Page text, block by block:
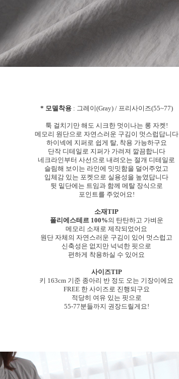
* 모델착용: 그레이(Gray) / 프리사이즈(55~77)
툭 걸치기만 해도 시크한 멋이나는 롱 자켓!
메모리 원단으로 자연스러운 구김이 멋스럽답니다
하이넥에 지퍼로 쉽게 탈, 착용 가능하구요
단작 디테일로 지퍼가 가려져 깔끔합니다
네크라인부터 사선으로 내려오는 절개 디테일로
슬림해 보이는 라인에 밋밋함을 덜어주었고
입체감 있는 포켓으로 실용성을 높였답니다
뒷 밑단에는 트임과 함께 메탈 장식으로
포인트를 주었어요!
소재TIP
폴리에스테르 100%의 탄탄하고 가벼운
메모리 소재로 제작되었어요
원단 자체의 자연스러운 구김이 있어 멋스럽고
신축성은 없지만 넉넉한 핏으로
편하게 착용하실 수 있어요
사이즈TIP
키 163cm 기준 종아리 반 정도 오는 기장이에요
FREE 한 사이즈로 진행되구요
적당히 여유 있는 핏으로
55-77분들까지 권장드릴게요!